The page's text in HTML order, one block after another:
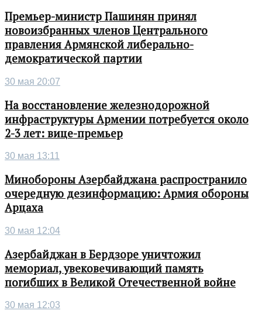
Премьер-министр Пашинян принял
новоизбранных членов Центрального
правления Армянской либерально-
демократической партии
30 мая 20:07
На восстановление железнодорожной
инфраструктуры Армении потребуется около
2-3 лет: вице-премьер
30 мая 13:11
Минобороны Азербайджана распространило
очередную дезинформацию: Армия обороны
Арцаха
30 мая 12:04
Азербайджан в Бердзоре уничтожил
мемориал, увековечивающий память
погибших в Великой Отечественной войне
30 мая 12:03